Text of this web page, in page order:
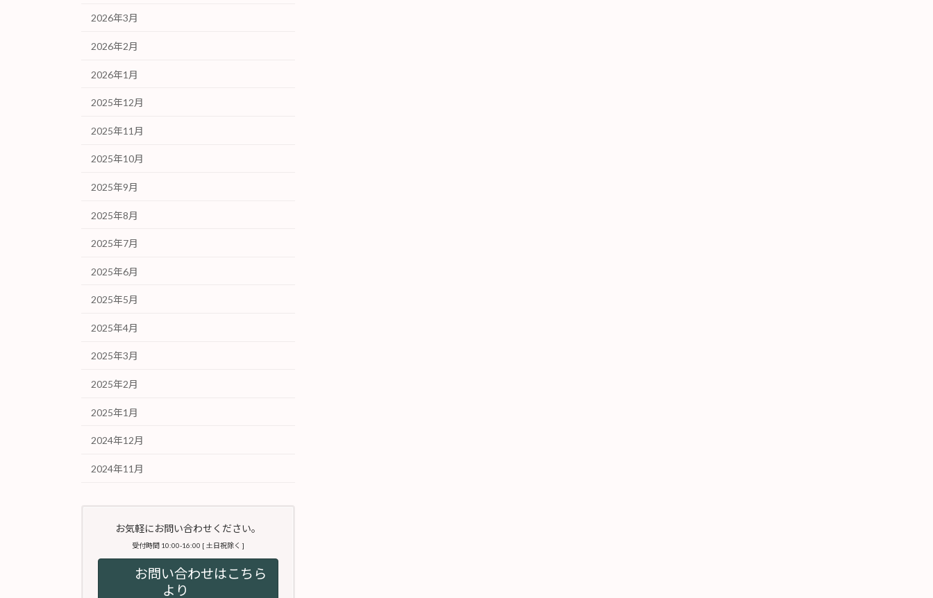
2026年3月
2026年2月
2026年1月
2025年12月
2025年11月
2025年10月
2025年9月
2025年8月
2025年7月
2025年6月
2025年5月
2025年4月
2025年3月
2025年2月
2025年1月
2024年12月
2024年11月
お気軽にお問い合わせください。
受付時間 10:00-16:00 [ 土日祝除く ]
お問い合わせはこちら
より